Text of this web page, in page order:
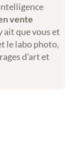
vente
ait que vous et
le labo photo,
d’art et